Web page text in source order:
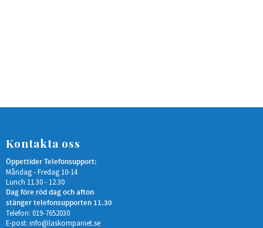
Kontakta oss
Öppettider Telefonsupport:
Måndag - Fredag 10-14
Lunch 11.30 - 12.30
Dag före röd dag och afton
stänger telefonsupporten 11.30
Telefon: 019-7652030
E-post: info@laskompaniet.se